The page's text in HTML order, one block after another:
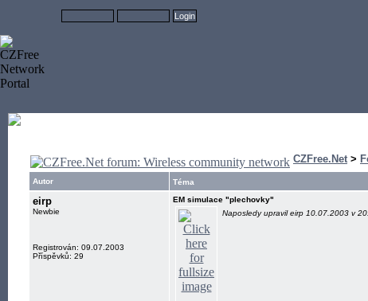
CZFree.Net >
Autor
Téma
eirp
Newbie
Registrován: 09.07.2003
Příspěvků: 29
EM simulace "plechovky"
Naposledy upravil eirp 10.07.2003 v